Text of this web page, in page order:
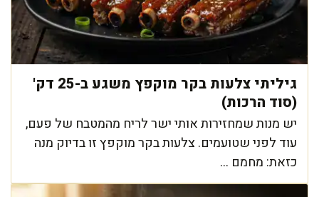
גיליתי צלעות בקר מוקפץ משגע ב-25 דק'
(סוד הרכות)
יש מנות שמחזירות אותי ישר לריח מהמטבח של פעם,
עוד לפני שטועמים. צלעות בקר מוקפץ זו בדיוק מנה
כזאת: מחמם ...